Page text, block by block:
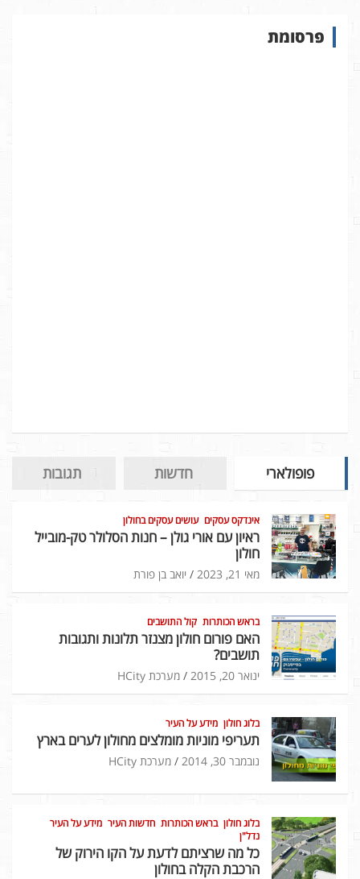
א
פרסומת
פופולארי חדשות תגובות
אינדקס עסקים עושים עסקים בחולון
ראיון עם אורי גולן – חנות הסלולר טק-מובייל
חולון
מאי 21, 2023 יואב בן פורת
בראש הכותרות קול התושבים
האם פורום חולון מצנזר תלונות ותגובות
תושבים?
ינואר 20, 2015 מערכת HCity
בלוג חולון מידע על העיר
תעריפי מוניות מומלצים מחולון לערים בארץ
נובמבר 30, 2014 מערכת HCity
בלוג חולון בראש הכותרות חדשות העיר מידע על העיר
נדל"ן
כל מה שרציתם לדעת על הקו הירוק של
הרכבת הקלה בחולון